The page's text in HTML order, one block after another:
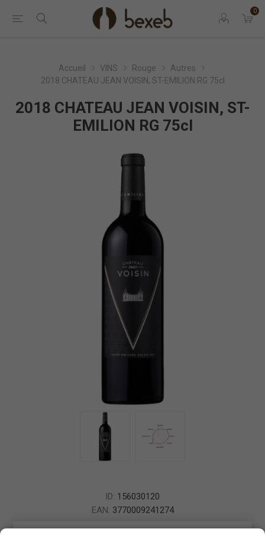
0
Accueil VINS Rouge
Autres
2018 CHATEAU JEAN VOISIN, ST-EMILION RG 75cl
2018 CHATEAU JEAN VOISIN, ST-
EMILION RG 75cl
ID: 156030120
EAN: 3770009241274